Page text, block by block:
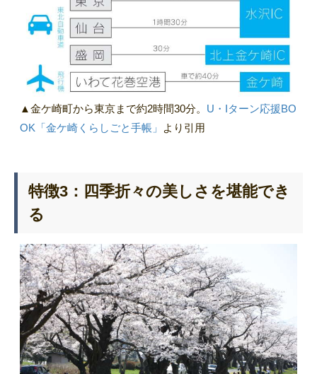
▲金ケ崎町から東京まで約2時間30分。 U・Iターン応援BO
OK「金ケ崎くらしごと手帳」
より引用
特徴3：四季折々の美しさを堪能でき
る